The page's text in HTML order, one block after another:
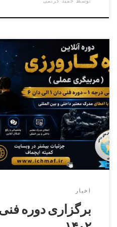
مربیگری عملی ) درجه ۳ الی درجه ۱ ( آنلاین _ آفلاین)
اخبار
برگزاری دوره